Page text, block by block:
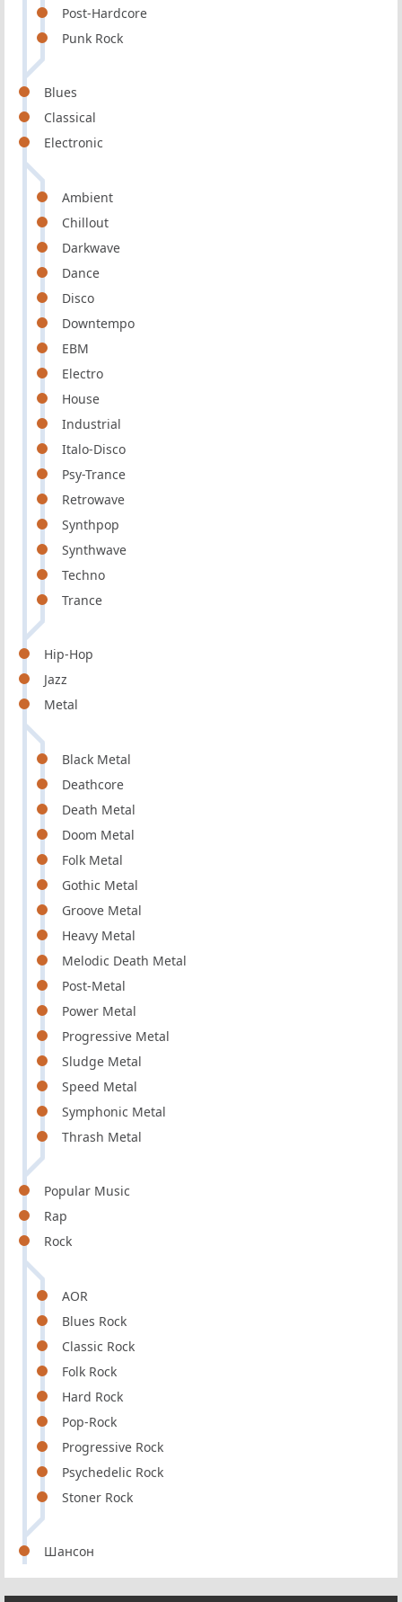
Post-Hardcore
Punk Rock
Blues
Classical
Electronic
Ambient
Chillout
Darkwave
Dance
Disco
Downtempo
EBM
Electro
House
Industrial
Italo-Disco
Psy-Trance
Retrowave
Synthpop
Synthwave
Techno
Trance
Hip-Hop
Jazz
Metal
Black Metal
Deathcore
Death Metal
Doom Metal
Folk Metal
Gothic Metal
Groove Metal
Heavy Metal
Melodic Death Metal
Post-Metal
Power Metal
Progressive Metal
Sludge Metal
Speed Metal
Symphonic Metal
Thrash Metal
Popular Music
Rap
Rock
AOR
Blues Rock
Classic Rock
Folk Rock
Hard Rock
Pop-Rock
Progressive Rock
Psychedelic Rock
Stoner Rock
Шансон